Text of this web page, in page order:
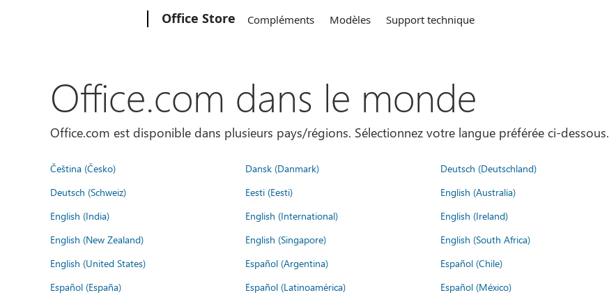
Office Store Compléments Modèles Support technique
Office.com dans le monde
Office.com est disponible dans plusieurs pays/régions. Sélectionnez votre langue préférée ci-dessous.
Čeština (Česko) Dansk (Danmark) Deutsch (Deutschland)
Deutsch (Schweiz)
Eesti (Eesti) English (Australia)
English (India)
English (International) English (Ireland)
English (New Zealand)
English (Singapore) English (South Africa)
English (United States)
Español (Argentina) Español (Chile)
Español (España)
Español (Latinoamérica) Español (México)